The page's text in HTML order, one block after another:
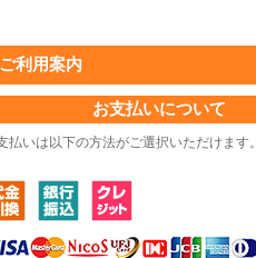
ご利用案内
お支払いについて
払いは以下の方法がご選択いただけます。